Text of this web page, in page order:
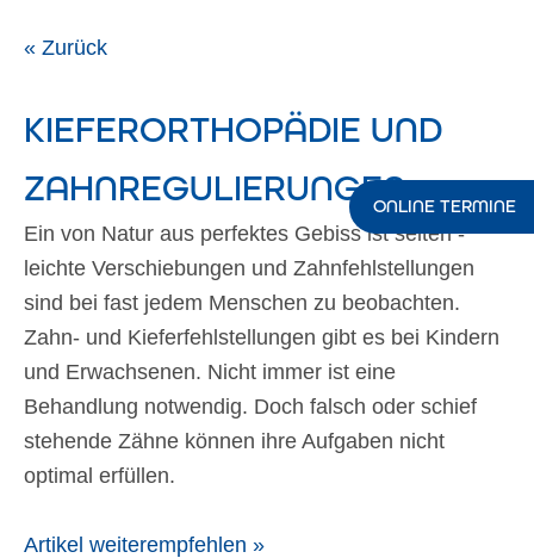
ONLINE TERMINE
« Zurück
KIEFERORTHOPÄDIE UND
ZAHNREGULIERUNGEN
Ein von Natur aus perfektes Gebiss ist selten -
leichte Verschiebungen und Zahnfehlstellungen
sind bei fast jedem Menschen zu beobachten.
Zahn- und Kieferfehlstellungen gibt es bei Kindern
und Erwachsenen. Nicht immer ist eine
Behandlung notwendig. Doch falsch oder schief
stehende Zähne können ihre Aufgaben nicht
optimal erfüllen.
Artikel weiterempfehlen »